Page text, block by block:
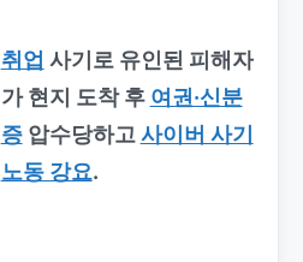
취업 사기로 유인된 피해자
가 현지 도착 후 여권·신분
증압수당하고 사이버 사기
노동 강요.